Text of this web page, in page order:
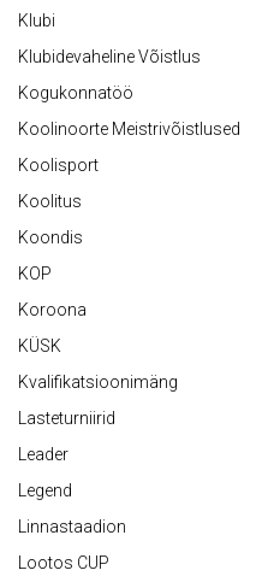
Klubi
Klubidevaheline Võistlus
Kogukonnatöö
Koolinoorte Meistrivõistlused
Koolisport
Koolitus
Koondis
KOP
Koroona
KÜSK
Kvalifikatsioonimäng
Lasteturniirid
Leader
Legend
Linnastaadion
Lootos CUP